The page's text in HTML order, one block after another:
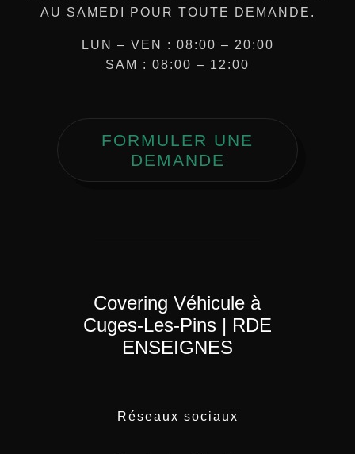
AU SAMEDI POUR TOUTE DEMANDE.
LUN – VEN : 08:00 – 20:00
SAM : 08:00 – 12:00
FORMULER UNE
DEMANDE
Covering Véhicule à
Cuges‑Les‑Pins | RDE
ENSEIGNES
Réseaux sociaux